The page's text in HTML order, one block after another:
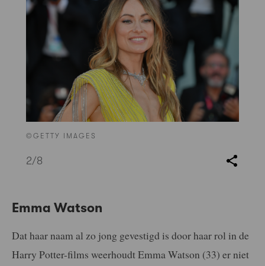
©GETTY IMAGES
2/8
Emma Watson
Dat haar naam al zo jong gevestigd is door haar rol in de
Harry Potter-films weerhoudt Emma Watson (33) er niet